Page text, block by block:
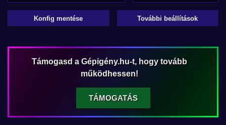
Konfig mentése További beállítások
Támogasd a Gépigény.hu-t, hogy tovább
működhessen!
TÁMOGATÁS